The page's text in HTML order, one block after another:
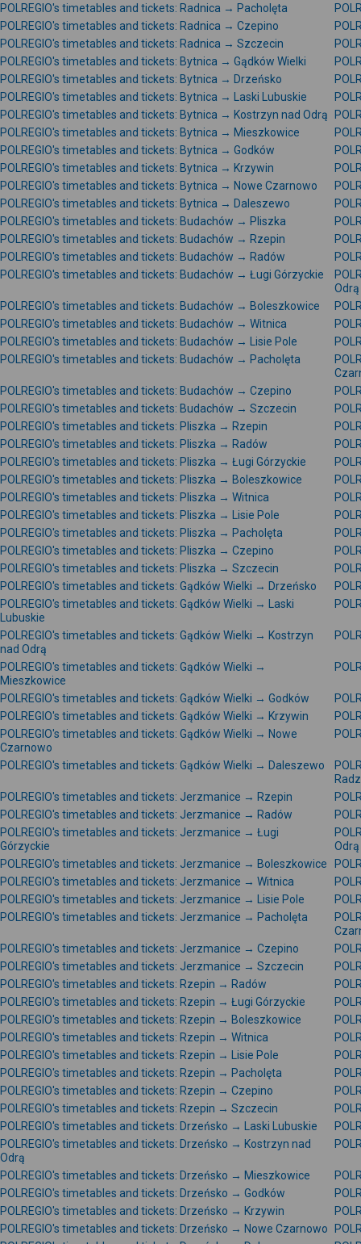
POLREGIO's timetables and tickets: Radnica → Pacholęta
POLREGIO's timetables and tickets: Radnica → Czepino
POLREGIO's timetables and tickets: Radnica → Szczecin
POLREGIO's timetables and tickets: Bytnica → Gądków Wielki
POLREGIO's timetables and tickets: Bytnica → Drzeńsko
POLREGIO's timetables and tickets: Bytnica → Laski Lubuskie
POLREGIO's timetables and tickets: Bytnica → Kostrzyn nad Odrą
POLREGIO's timetables and tickets: Bytnica → Mieszkowice
POLREGIO's timetables and tickets: Bytnica → Godków
POLREGIO's timetables and tickets: Bytnica → Krzywin
POLREGIO's timetables and tickets: Bytnica → Nowe Czarnowo
POLREGIO's timetables and tickets: Bytnica → Daleszewo
POLREGIO's timetables and tickets: Budachów → Pliszka
POLREGIO's timetables and tickets: Budachów → Rzepin
POLREGIO's timetables and tickets: Budachów → Radów
POLREGIO's timetables and tickets: Budachów → Ługi Górzyckie
Odrą
POLREGIO's timetables and tickets: Budachów → Boleszkowice
POLREGIO's timetables and tickets: Budachów → Witnica
POLREGIO's timetables and tickets: Budachów → Lisie Pole
POLREGIO's timetables and tickets: Budachów → Pacholęta
POLREGIO's timetables and tickets: Budachów → Czepino
POLREGIO's timetables and tickets: Budachów → Szczecin
POLREGIO's timetables and tickets: Pliszka → Rzepin
POLREGIO's timetables and tickets: Pliszka → Radów
POLREGIO's timetables and tickets: Pliszka → Ługi Górzyckie
POLREGIO's timetables and tickets: Pliszka → Boleszkowice
POLREGIO's timetables and tickets: Pliszka → Witnica
POLREGIO's timetables and tickets: Pliszka → Lisie Pole
POLREGIO's timetables and tickets: Pliszka → Pacholęta
POLREGIO's timetables and tickets: Pliszka → Czepino
POLREGIO's timetables and tickets: Pliszka → Szczecin
POLREGIO's timetables and tickets: Gądków Wielki → Drzeńsko
POLREGIO's timetables and tickets: Gądków Wielki → Laski
Lubuskie
POLREGIO's timetables and tickets: Gądków Wielki → Kostrzyn
nad Odrą
POLREGIO's timetables and tickets: Gądków Wielki →
Mieszkowice
POLREGIO's timetables and tickets: Gądków Wielki → Godków
POLREGIO's timetables and tickets: Gądków Wielki → Krzywin
POLREGIO's timetables and tickets: Gądków Wielki → Nowe
Czarnowo
POLREGIO's timetables and tickets: Gądków Wielki → Daleszewo
POLREGIO's timetables and tickets: Jerzmanice → Rzepin
POLREGIO's timetables and tickets: Jerzmanice → Radów
POLREGIO's timetables and tickets: Jerzmanice → Ługi
Górzyckie
Odrą
POLREGIO's timetables and tickets: Jerzmanice → Boleszkowice
POLREGIO's timetables and tickets: Jerzmanice → Witnica
POLREGIO's timetables and tickets: Jerzmanice → Lisie Pole
POLREGIO's timetables and tickets: Jerzmanice → Pacholęta
POLREGIO's timetables and tickets: Jerzmanice → Czepino
POLREGIO's timetables and tickets: Jerzmanice → Szczecin
POLREGIO's timetables and tickets: Rzepin → Radów
POLREGIO's timetables and tickets: Rzepin → Ługi Górzyckie
POLREGIO's timetables and tickets: Rzepin → Boleszkowice
POLREGIO's timetables and tickets: Rzepin → Witnica
POLREGIO's timetables and tickets: Rzepin → Lisie Pole
POLREGIO's timetables and tickets: Rzepin → Pacholęta
POLREGIO's timetables and tickets: Rzepin → Czepino
POLREGIO's timetables and tickets: Rzepin → Szczecin
POLREGIO's timetables and tickets: Drzeńsko → Laski Lubuskie
POLREGIO's timetables and tickets: Drzeńsko → Kostrzyn nad
Odrą
POLREGIO's timetables and tickets: Drzeńsko → Mieszkowice
POLREGIO's timetables and tickets: Drzeńsko → Godków
POLREGIO's timetables and tickets: Drzeńsko → Krzywin
POLREGIO's timetables and tickets: Drzeńsko → Nowe Czarnowo